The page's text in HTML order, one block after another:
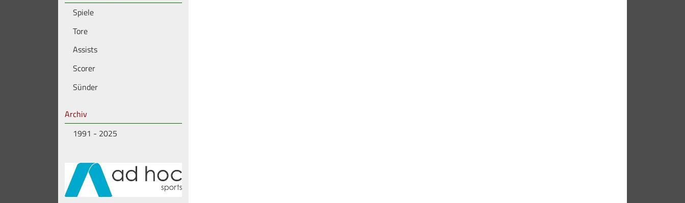
Spiele
Tore
Assists
Scorer
Sünder
Archiv
1991 - 2025